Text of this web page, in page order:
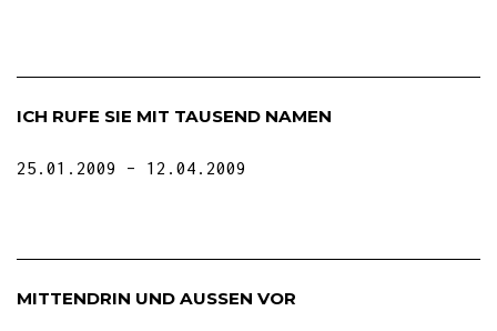
ICH RUFE SIE MIT TAUSEND NAMEN
25.01.2009 12.04.2009
MITTENDRIN UND AUSSEN VOR